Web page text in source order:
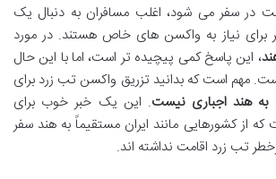
در سفر می شود، اغلب مسافران به دنبال یک
برای نیاز به واکسن های خاص هستند. در مورد
، این پاسخ کمی پیچیده تر است، اما با این حال
مهم است که بدانید تزریق واکسن تب زرد برای
به هند اجباری نیست. این یک خبر خوب برای
از کشورهایی مانند ایران مستقیماً به هند سفر
تب زرد اقامت نداشته اند.